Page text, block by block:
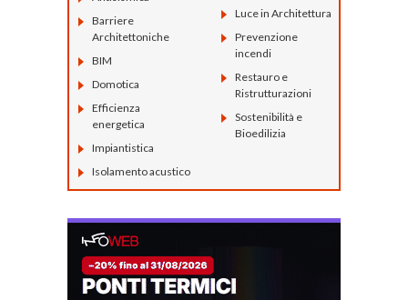
Barriere
Architettoniche
BIM
Domotica
Efficienza
energetica
Impiantistica
Isolamento acustico
Luce in Architettura
Prevenzione
incendi
Restauro e
Ristrutturazioni
Sostenibilità e
Bioedilizia